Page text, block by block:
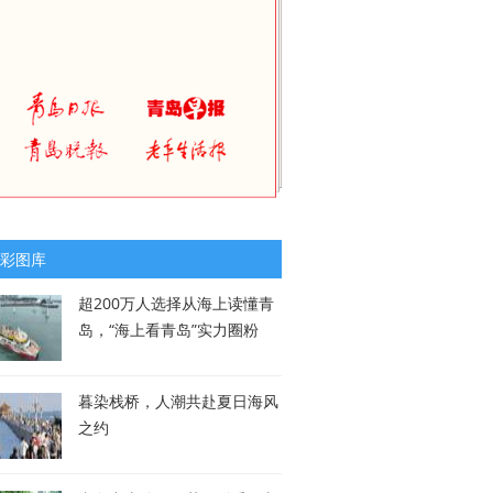
图库
超200万人选择从海上读懂青
岛，“海上看青岛”实力圈粉
暮染栈桥，人潮共赴夏日海风
之约